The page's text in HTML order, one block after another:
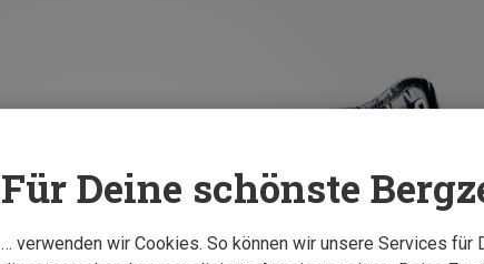
Für Deine schönste
… verwenden wir Cookies. So können wir unsere Services für